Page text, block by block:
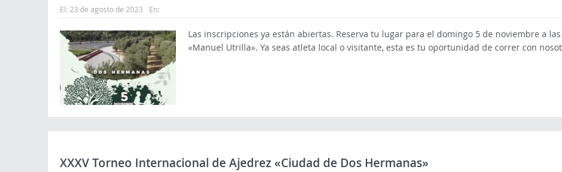
El: 23 de agosto de 2023 En:
Las inscripciones ya están abiertas. Reserva tu lugar para el domingo 5 de noviembre a
«Manuel Utrilla». Ya seas atleta local o visitante, esta es tu oportunidad de correr con
XXXV Torneo Internacional de Ajedrez «Ciudad de Dos Hermanas»